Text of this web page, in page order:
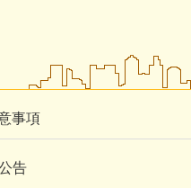
事項
告